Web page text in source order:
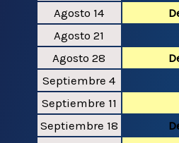
Agosto 14
Agosto 21
Agosto 28
Septiembre 4
Septiembre 11
Septiembre 18